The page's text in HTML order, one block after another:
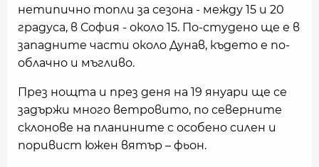
нетипично топли за сезона - между 15 и 20
градуса, в София - около 15. По-студено ще е в
западните части около Дунав, където е по-
облачно и мъгливо.
През нощта и през деня на 19 януари ще се
задържи много ветровито, по северните
склонове на планините с особено силен и
поривист южен вятър – фьон.